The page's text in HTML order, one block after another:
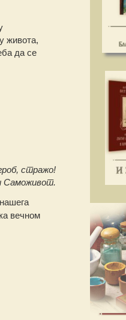
живота,
да се
стражо!
Саможивот.
вечном